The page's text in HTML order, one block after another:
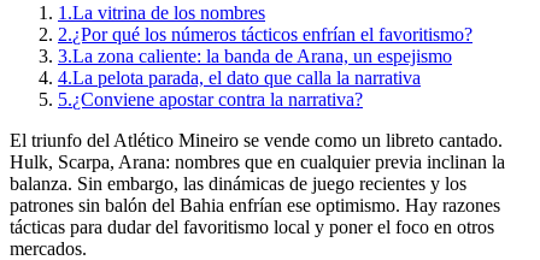
1.La vitrina de los nombres
2.¿Por qué los números tácticos enfrían el favoritismo?
3.La zona caliente: la banda de Arana, un espejismo
4.La pelota parada, el dato que calla la narrativa
5.¿Conviene apostar contra la narrativa?
El triunfo del Atlético Mineiro se vende como un libreto cantado.
Hulk, Scarpa, Arana: nombres que en cualquier previa inclinan la
balanza. Sin embargo, las dinámicas de juego recientes y los
patrones sin balón del Bahia enfrían ese optimismo. Hay razones
tácticas para dudar del favoritismo local y poner el foco en otros
mercados.